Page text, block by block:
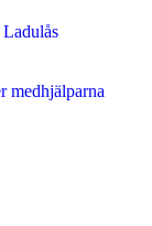
medhjälparna